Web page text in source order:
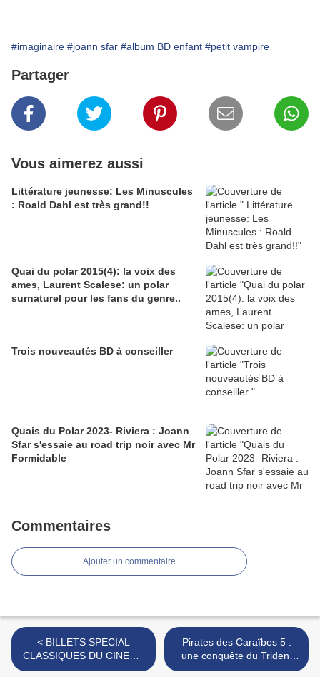
#imaginaire #joann sfar #album BD enfant #petit vampire
Partager
Vous aimerez aussi
Littérature jeunesse: Les Minuscules
: Roald Dahl est très grand!!
Quai du polar 2015(4): la voix des
ames, Laurent Scalese: un polar
surnaturel pour les fans du genre..
Trois nouveautés BD à conseiller
Quais du Polar 2023- Riviera : Joann
Sfar s'essaie au road trip noir avec Mr
Formidable
Commentaires
Ajouter un commentaire
< BILLETS SPECIAL
CLASSIQUES DU CINEMA
RESTAURES : LINO
Pirates des Caraïbes 5 :
une conquête du Trident
quelque peu ...édentée !!! >